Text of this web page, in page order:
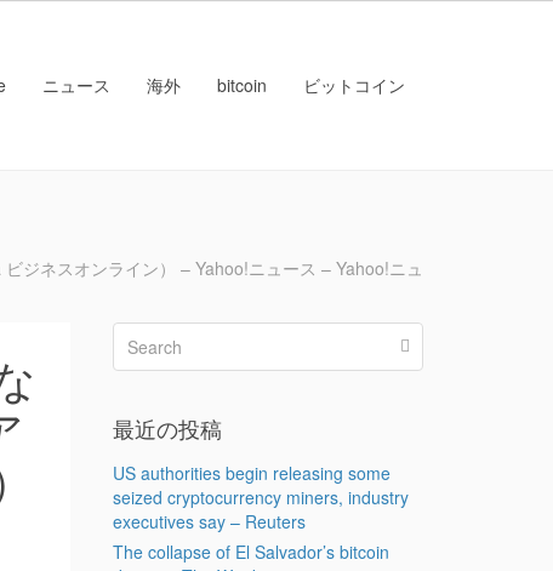
ニュース 海外 bitcoin ビットコイン
ジネスオンライン） – Yahoo!ニュース – Yahoo!ニュ
最近の投稿
US authorities begin releasing some
seized cryptocurrency miners, industry
executives say – Reuters
The collapse of El Salvador’s bitcoin